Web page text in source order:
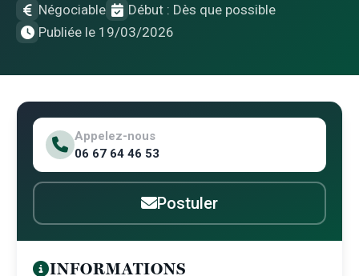
Négociable
Début : Dès que possible
Publiée le 19/03/2026
Appelez-nous
06 67 64 46 53
Postuler
INFORMATIONS